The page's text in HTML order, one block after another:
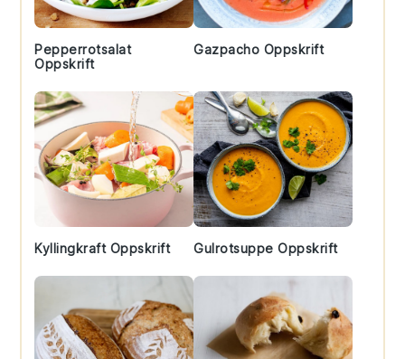
Pepperrotsalat
Oppskrift
Gazpacho Oppskrift
Kyllingkraft Oppskrift Gulrotsuppe Oppskrift